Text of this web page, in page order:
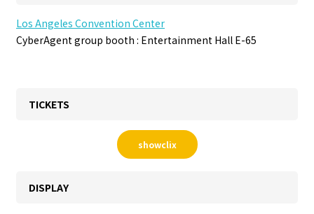
Los Angeles Convention Center
CyberAgent group booth : Entertainment Hall E-65
TICKETS
showclix
DISPLAY